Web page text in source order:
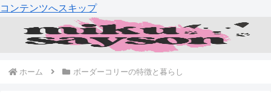
コンテンツへスキップ
ホーム ボーダーコリーの特徴と暮らし